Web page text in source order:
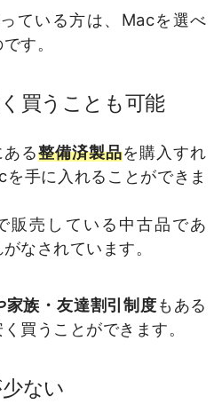
ている方は、Macを選べ
す。
買うことも可能
ある整備済製品を購入すれ
手に入れることができま
販売している中古品であ
なされています。
家族・友達割引制度もある
買うことができます。
ない